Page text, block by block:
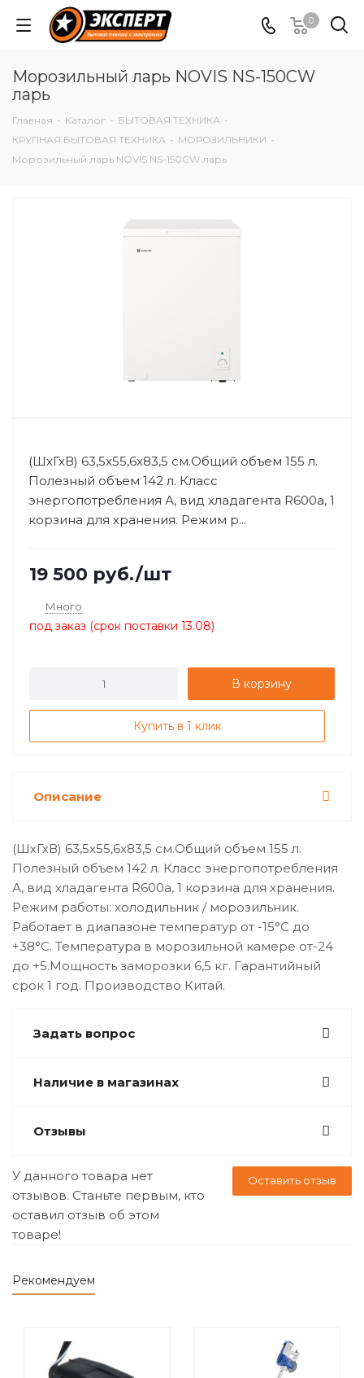
0
Морозильный ларь NOVIS NS-150CW
ларь
Главная - Каталог - БЫТОВАЯ ТЕХНИКА -
КРУПНАЯ БЫТОВАЯ ТЕХНИКА - МОРОЗИЛЬНИКИ -
Морозильный ларь NOVIS NS-150CW ларь
(ШхГхВ) 63,5x55,6x83,5 см.Общий объем 155 л.
Полезный объем 142 л. Класс
энергопотребления А, вид хладагента R600a, 1
корзина для хранения. Режим р...
19 500 руб./шт
Много
под заказ (срок поставки 13.08)
В корзину
Купить в 1 клик
Описание
(ШхГхВ) 63,5x55,6x83,5 см.Общий объем 155 л.
Полезный объем 142 л. Класс энергопотребления
А, вид хладагента R600a, 1 корзина для хранения.
Режим работы: холодильник / морозильник.
Работает в диапазоне температур от -15°С до
+38°С. Температура в морозильной камере от-24
до +5.Мощность заморозки 6,5 кг. Гарантийный
срок 1 год. Производство Китай.
Задать вопрос
Наличие в магазинах
Отзывы
Оставить отзыв
У данного товара нет
отзывов. Станьте первым, кто
оставил отзыв об этом
товаре!
Рекомендуем